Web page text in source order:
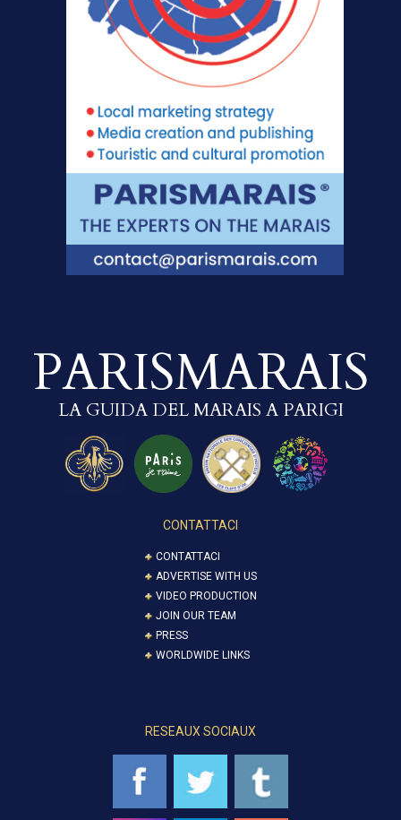
PARISMARAIS
LA GUIDA DEL MARAIS A PARIGI
CONTATTACI
CONTATTACI
ADVERTISE WITH US
VIDEO PRODUCTION
JOIN OUR TEAM
PRESS
WORLDWIDE LINKS
RESEAUX SOCIAUX